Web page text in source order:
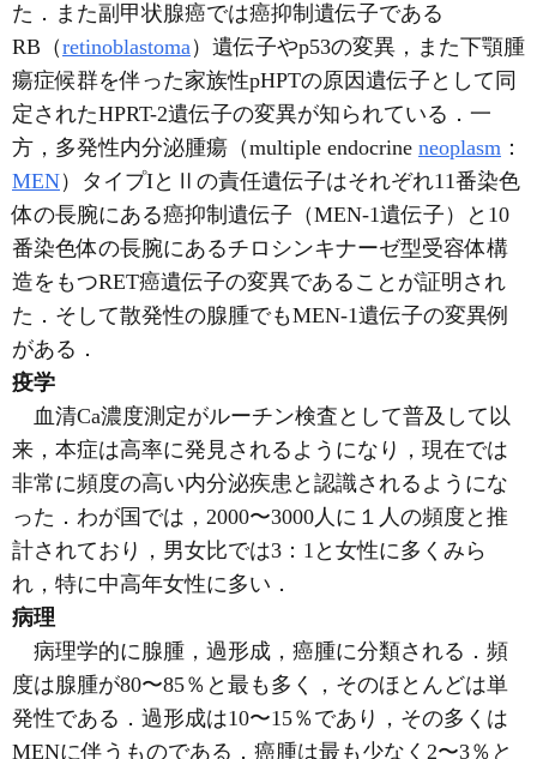
た．また副甲状腺癌では癌抑制遺伝子である
RB（retinoblastoma）遺伝子やp53の変異，また下顎腫
瘍症候群を伴った家族性pHPTの原因遺伝子として同
定されたHPRT-2遺伝子の変異が知られている．一
方，多発性内分泌腫瘍（multiple endocrine neoplasm ：
MEN）タイプIとⅡの責任遺伝子はそれぞれ11番染色
体の長腕にある癌抑制遺伝子（MEN-1遺伝子）と10
番染色体の長腕にあるチロシンキナーゼ型受容体構
造をもつRET癌遺伝子の変異であることが証明され
た．そして散発性の腺腫でもMEN-1遺伝子の変異例
がある．
疫学
血清Ca濃度測定がルーチン検査として普及して以
来，本症は高率に発見されるようになり，現在では
非常に頻度の高い内分泌疾患と認識されるようにな
った．わが国では，2000〜3000人に１人の頻度と推
計されており，男女比では3：1と女性に多くみら
れ，特に中高年女性に多い．
病理
病理学的に腺腫，過形成，癌腫に分類される．頻
度は腺腫が80〜85％と最も多く，そのほとんどは単
発性である．過形成は10〜15％であり，その多くは
MENに伴うものである．癌腫は最も少なく2〜3％と